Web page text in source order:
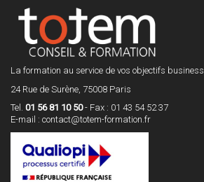
La formation au service de vos objectifs business
24 Rue de Surène, 75008 Paris
Tel. 01 56 81 10 50- Fax : 01 43 54 52 37
E-mail : contact@totem-formation.fr